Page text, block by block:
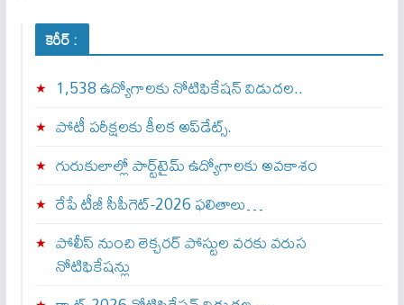
కెరీర్ :
1,538 ఉద్యోగాలకు నోటిఫికేషన్ విడుదల..
పోటీ పరీక్షలకు కీలక అప్‌డేట్స్.
గురుకులాల్లో పార్ట్‌టైమ్ ఉద్యోగాలకు అవకాశం
రేపే టీజీ సీపీగెట్‌-2026 ఫలితాలు…
పోలీస్ నుంచి లెక్చరర్ పోస్టుల వరకు వరుస
నోటిఫికేషన్లు